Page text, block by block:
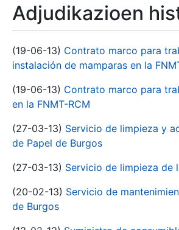
Adjudikazioen
(19-06-13) Contrato marco para
instalación de mamparas en la
(19-06-13) Contrato marco para
en la FNMT-RCM
(27-03-13) Servicio de limpieza y
de Papel de Burgos
(27-03-13) Servicio de limpieza de
(20-02-13) Servicio de
de Burgos